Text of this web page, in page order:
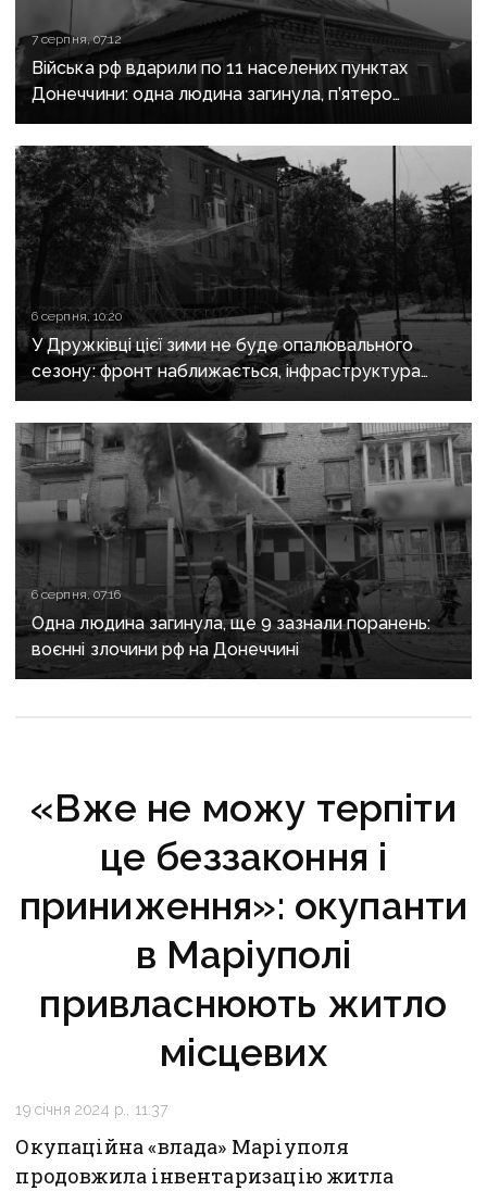
7 серпня, 07:12
Війська рф вдарили по 11 населених пунктах
Донеччини: одна людина загинула, п’ятеро
поранені
6 серпня, 10:20
У Дружківці цієї зими не буде опалювального
сезону: фронт наближається, інфраструктура
критично зруйнована
6 серпня, 07:16
Одна людина загинула, ще 9 зазнали поранень:
воєнні злочини рф на Донеччині
«Вже не можу терпіти
це беззаконня і
приниження»: окупанти
в Маріуполі
привласнюють житло
місцевих
19 січня 2024 р., 11:37
Окупаційна «влада» Маріуполя
продовжила інвентаризацію житла